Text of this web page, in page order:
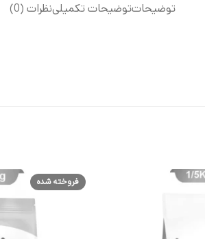
توضیحاتتوضیحات تکمیلینظرات (0)
فروخته شده